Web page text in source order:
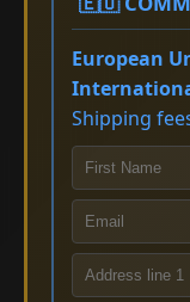
European
Shipping